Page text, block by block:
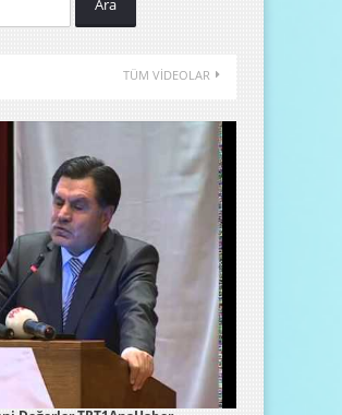
Hayrani ALTINDAŞ
Değerler TRT1AnaHaber